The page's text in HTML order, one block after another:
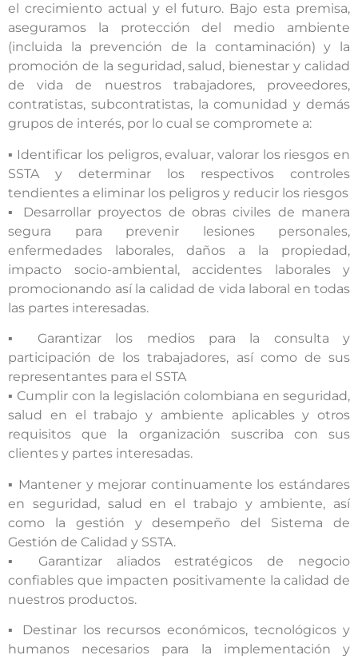
el crecimiento actual y el futuro. Bajo esta premisa,
aseguramos la protección del medio ambiente
(incluida la prevención de la contaminación) y la
promoción de la seguridad, salud, bienestar y calidad
de vida de nuestros trabajadores, proveedores,
contratistas, subcontratistas, la comunidad y demás
grupos de interés, por lo cual se compromete a:
▪ Identificar los peligros, evaluar, valorar los riesgos en
SSTA y determinar los respectivos controles
tendientes a eliminar los peligros y reducir los riesgos
▪ Desarrollar proyectos de obras civiles de manera
segura para prevenir lesiones personales,
enfermedades laborales, daños a la propiedad,
impacto socio-ambiental, accidentes laborales y
promocionando así la calidad de vida laboral en todas
las partes interesadas.
▪ Garantizar los medios para la consulta y
participación de los trabajadores, así como de sus
representantes para el SSTA
▪ Cumplir con la legislación colombiana en seguridad,
salud en el trabajo y ambiente aplicables y otros
requisitos que la organización suscriba con sus
clientes y partes interesadas.
▪ Mantener y mejorar continuamente los estándares
en seguridad, salud en el trabajo y ambiente, así
como la gestión y desempeño del Sistema de
Gestión de Calidad y SSTA.
▪ Garantizar aliados estratégicos de negocio
confiables que impacten positivamente la calidad de
nuestros productos.
▪ Destinar los recursos económicos, tecnológicos y
humanos necesarios para la implementación y